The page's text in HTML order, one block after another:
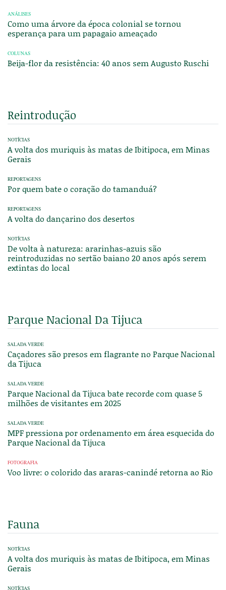
ANÁLISES
Como uma árvore da época colonial se tornou
esperança para um papagaio ameaçado
COLUNAS
Beija-flor da resistência: 40 anos sem Augusto Ruschi
Reintrodução
NOTÍCIAS
A volta dos muriquis às matas de Ibitipoca, em Minas
Gerais
REPORTAGENS
Por quem bate o coração do tamanduá?
REPORTAGENS
A volta do dançarino dos desertos
NOTÍCIAS
De volta à natureza: ararinhas-azuis são
reintroduzidas no sertão baiano 20 anos após serem
extintas do local
Parque Nacional Da Tijuca
SALADA VERDE
Caçadores são presos em flagrante no Parque Nacional
da Tijuca
SALADA VERDE
Parque Nacional da Tijuca bate recorde com quase 5
milhões de visitantes em 2025
SALADA VERDE
MPF pressiona por ordenamento em área esquecida do
Parque Nacional da Tijuca
FOTOGRAFIA
Voo livre: o colorido das araras-canindé retorna ao Rio
Fauna
NOTÍCIAS
A volta dos muriquis às matas de Ibitipoca, em Minas
Gerais
NOTÍCIAS